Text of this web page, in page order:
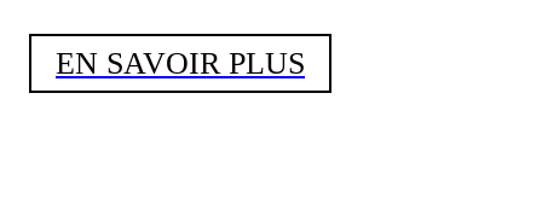
EN SAVOIR PLUS